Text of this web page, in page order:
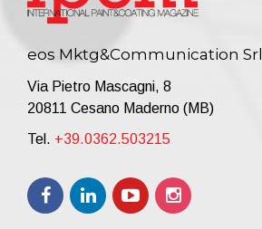
eos Mktg&Communication Srl
Via Pietro Mascagni, 8
20811 Cesano Maderno (MB)
Tel. +39.0362.503215